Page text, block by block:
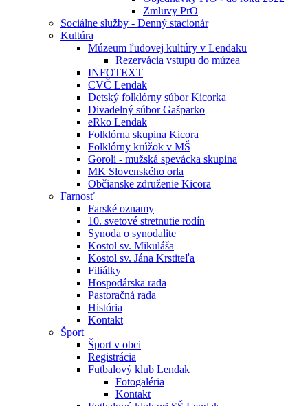
Zmluvy PrO
Sociálne služby - Denný stacionár
Kultúra
Múzeum ľudovej kultúry v Lendaku
Rezervácia vstupu do múzea
INFOTEXT
CVČ Lendak
Detský folklórny súbor Kicorka
Divadelný súbor Gašparko
eRko Lendak
Folklórna skupina Kicora
Folklórny krúžok v MŠ
Goroli - mužská spevácka skupina
MK Slovenského orla
Občianske združenie Kicora
Farnosť
Farské oznamy
10. svetové stretnutie rodín
Synoda o synodalite
Kostol sv. Mikuláša
Kostol sv. Jána Krstiteľa
Filiálky
Hospodárska rada
Pastoračná rada
História
Kontakt
Šport
Šport v obci
Registrácia
Futbalový klub Lendak
Fotogaléria
Kontakt